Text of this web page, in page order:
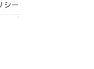
シー